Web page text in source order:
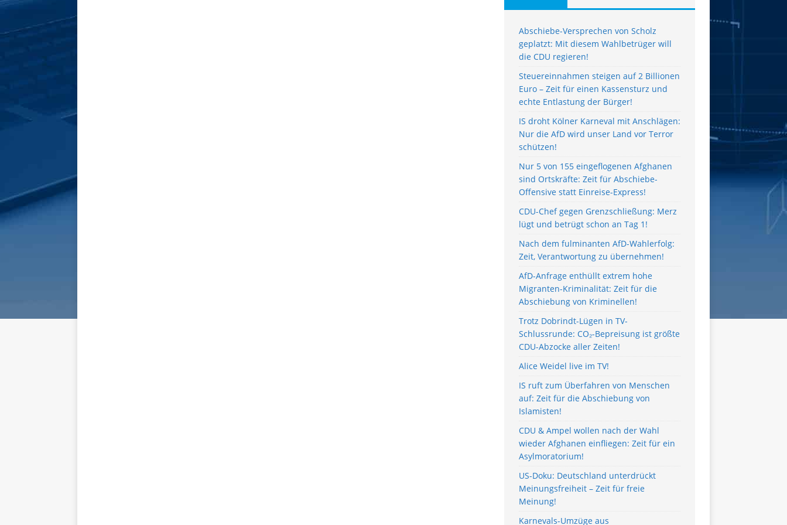
Abschiebe-Versprechen von Scholz
geplatzt: Mit diesem Wahlbetrüger will
die CDU regieren!
Steuereinnahmen steigen auf 2 Billionen
Euro – Zeit für einen Kassensturz und
echte Entlastung der Bürger!
IS droht Kölner Karneval mit Anschlägen:
Nur die AfD wird unser Land vor Terror
schützen!
Nur 5 von 155 eingeflogenen Afghanen
sind Ortskräfte: Zeit für Abschiebe-
Offensive statt Einreise-Express!
CDU-Chef gegen Grenzschließung: Merz
lügt und betrügt schon an Tag 1!
Nach dem fulminanten AfD-Wahlerfolg:
Zeit, Verantwortung zu übernehmen!
AfD-Anfrage enthüllt extrem hohe
Migranten-Kriminalität: Zeit für die
Abschiebung von Kriminellen!
Trotz Dobrindt-Lügen in TV-
Schlussrunde: CO₂-Bepreisung ist größte
CDU-Abzocke aller Zeiten!
Alice Weidel live im TV!
IS ruft zum Überfahren von Menschen
auf: Zeit für die Abschiebung von
Islamisten!
CDU & Ampel wollen nach der Wahl
wieder Afghanen einfliegen: Zeit für ein
Asylmoratorium!
US-Doku: Deutschland unterdrückt
Meinungsfreiheit – Zeit für freie
Meinung!
Karnevals-Umzüge aus